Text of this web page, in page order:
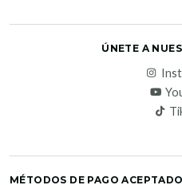
ÚNETE A
MÉTODOS DE PAGO